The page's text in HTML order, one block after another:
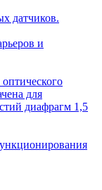
датчиков.
и
для
диафрагм 1,5